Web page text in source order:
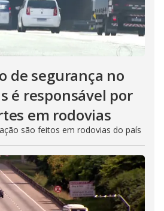
de segurança no
é responsável por
em rodovias
são feitos em rodovias do país